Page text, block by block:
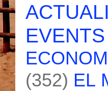
(352) EL